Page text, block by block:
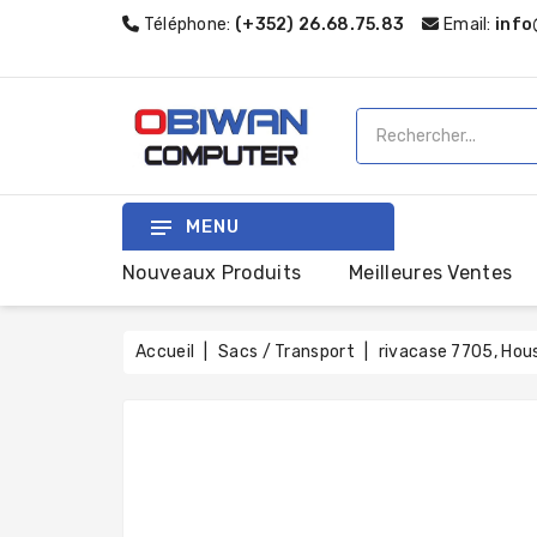
Téléphone: (+352) 26.68.75.83 Email:
MENU
Nouveaux Produits Meilleures Ventes
Accueil Sacs / Transport rivacase 7705,